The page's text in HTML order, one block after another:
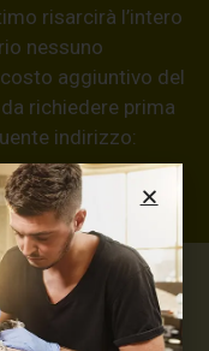
risarcirà l’intero
nessuno
aggiuntivo del
richiedere prima
indirizzo: